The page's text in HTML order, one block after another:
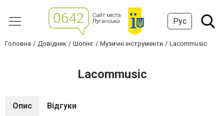
Рус
Головна Довідник Шопінг Музичні інструменти Lacommusic
Lacommusic
Опис Відгуки